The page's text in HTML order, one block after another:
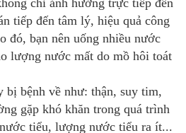
tiếp đến tâm lý, hiệu quả công
đó, bạn nên uống nhiều nước
lượng nước mất do mồ hôi toát
bị bệnh về như: thận, suy tim,
gặp khó khăn trong quá trình
tiểu, lượng nước tiểu ra ít...